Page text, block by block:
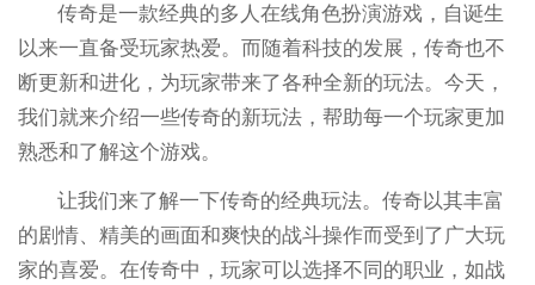
传奇是一款经典的多人在线角色扮演游戏，自诞生
以来一直备受玩家热爱。而随着科技的发展，传奇也不
断更新和进化，为玩家带来了各种全新的玩法。今天，
我们就来介绍一些传奇的新玩法，帮助每一个玩家更加
熟悉和了解这个游戏。
让我们来了解一下传奇的经典玩法。传奇以其丰富
的剧情、精美的画面和爽快的战斗操作而受到了广大玩
家的喜爱。在传奇中，玩家可以选择不同的职业，如战